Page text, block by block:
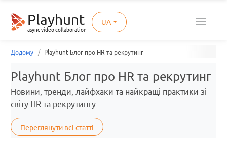
Playhunt
async video collaboration
UA
Додому Playhunt Блог про HR та рекрутинг
Playhunt Блог про HR та рекрутинг
Новини, тренди, лайфхаки та найкращі практики зі
світу HR та рекрутингу
Переглянути всі статті